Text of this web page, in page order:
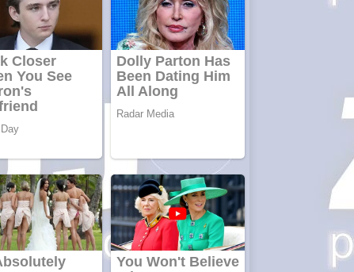
Apartamente
2 camere
Aplică acum
pentru toate
tipurile de
împrumuturi